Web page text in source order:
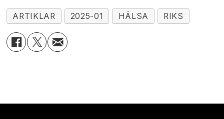
ARTIKLAR 2025-01 HÄLSA RIKS